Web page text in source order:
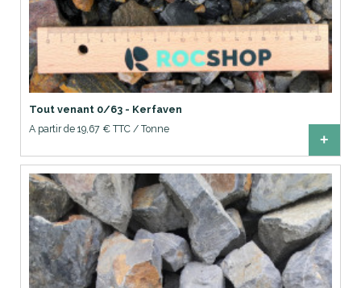
Tout venant 0/63 - Kerfaven
A partir de 19,67 € TTC / Tonne
+